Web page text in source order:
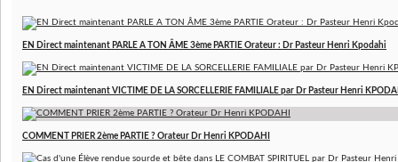
EN Direct maintenant PARLE A TON ÂME 3ème PARTIE Orateur : Dr Pasteur Henri Kpodahi
EN Direct maintenant VICTIME DE LA SORCELLERIE FAMILIALE par Dr Pasteur Henri
COMMENT PRIER 2ème PARTIE ? Orateur Dr Henri KPODAHI